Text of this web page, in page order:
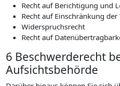
Recht auf Berichtigung und
Recht auf Einschränkung
Widerspruchsrecht
Recht auf
6 Beschwerderecht
Aufsichtsbehörde